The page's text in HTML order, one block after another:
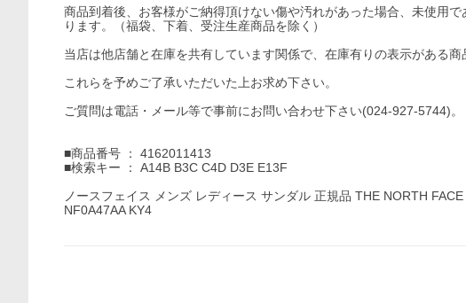
商品到着後、お客様がご納得頂けない傷や汚れがあった場合、未使用
ります。（福袋、下着、受注生産商品を除く）
当店は他店舗と在庫を共有しています関係で、在庫有りの表示がある
これらを予めご了承いただいた上お求め下さい。
ご質問は電話・メール等で事前にお問い合わせ下さい(024-927-5744)。
■商品番号 ： 4162011413
■検索キー ： A14B B3C C4D D3E E13F
ノースフェイス メンズ レディース サンダル 正規品 THE NORTH
NF0A47AA KY4